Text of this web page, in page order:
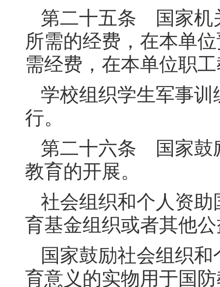
第二十五条 国家机
所需的经费，在本单
需经费，在本单位职
学校组织学生军事
行。
第二十六条 国家鼓
教育的开展。
社会组织和个人资
育基金组织或者其他
国家鼓励社会组织
育意义的实物用于国